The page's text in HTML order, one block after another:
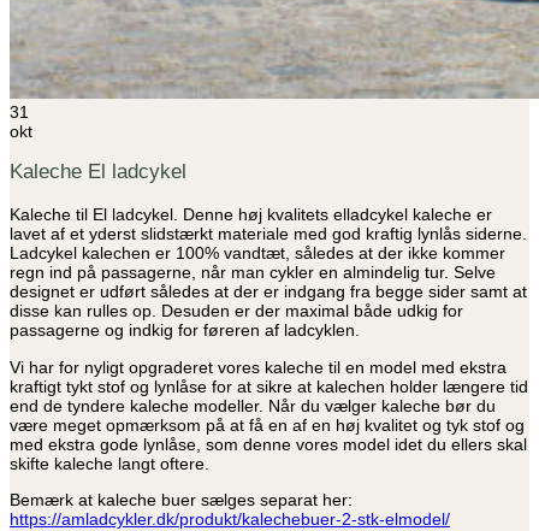
31
okt
Kaleche El ladcykel
Kaleche til El ladcykel. Denne høj kvalitets elladcykel kaleche er
lavet af et yderst slidstærkt materiale med god kraftig lynlås siderne.
Ladcykel kalechen er 100% vandtæt, således at der ikke kommer
regn ind på passagerne, når man cykler en almindelig tur. Selve
designet er udført således at der er indgang fra begge sider samt at
disse kan rulles op. Desuden er der maximal både udkig for
passagerne og indkig for føreren af ladcyklen.
Vi har for nyligt opgraderet vores kaleche til en model med ekstra
kraftigt tykt stof og lynlåse for at sikre at kalechen holder længere tid
end de tyndere kaleche modeller. Når du vælger kaleche bør du
være meget opmærksom på at få en af en høj kvalitet og tyk stof og
med ekstra gode lynlåse, som denne vores model idet du ellers skal
skifte kaleche langt oftere.
Bemærk at kaleche buer sælges separat her:
https://amladcykler.dk/produkt/kalechebuer-2-stk-elmodel/